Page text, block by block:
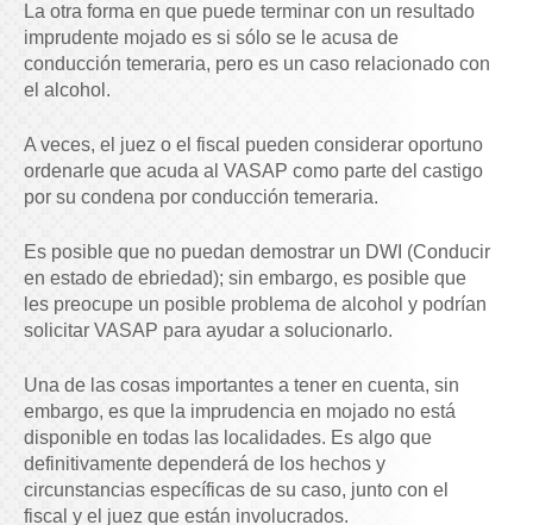
La otra forma en que puede terminar con un resultado
imprudente mojado es si sólo se le acusa de
conducción temeraria, pero es un caso relacionado con
el alcohol.
A veces, el juez o el fiscal pueden considerar oportuno
ordenarle que acuda al VASAP como parte del castigo
por su condena por conducción temeraria.
Es posible que no puedan demostrar un DWI (Conducir
en estado de ebriedad); sin embargo, es posible que
les preocupe un posible problema de alcohol y podrían
solicitar VASAP para ayudar a solucionarlo.
Una de las cosas importantes a tener en cuenta, sin
embargo, es que la imprudencia en mojado no está
disponible en todas las localidades. Es algo que
definitivamente dependerá de los hechos y
circunstancias específicas de su caso, junto con el
fiscal y el juez que están involucrados.